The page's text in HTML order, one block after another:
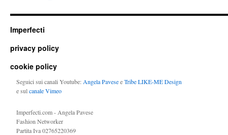
Imperfecti
privacy policy
cookie policy
Seguici sui canali Youtube: Angela PaveseeTribe LIKE-ME Design
e sulcanale Vimeo
Imperfecti.com - Angela Pavese
Fashion Networker
Partita Iva 02765220369